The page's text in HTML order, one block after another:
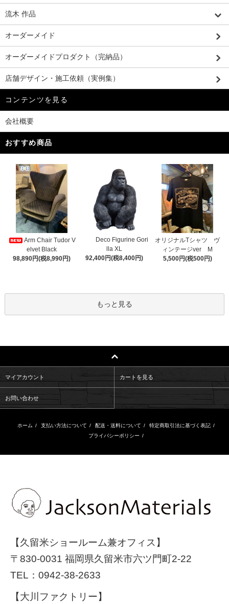
流木 作品
オーダーメイド
オーダーメイドプロダクト（完納品）
店舗デザイン・施工依頼（実例集）
コンテンツを見る
会社概要
おすすめ商品
Arm Chair Tudor V
elvet Black
98,890円(税8,990円)
Deco Figurine Gori
lla XL
92,400円(税8,400円)
オリジナルTシャツ ヴ
ィンテージver M
5,500円(税500円)
もっと見る
マイアカウント カートを見る
お問い合わせ
ホーム / 支払い方法について / 配送・送料について / 特定商取引法に基づく表記 /
プライバシーポリシー /
【久留米ショールーム兼オフィス】
〒830-0031 福岡県久留米市六ツ門町2-22
TEL： 0942-38-2633
【大川ファクトリー】